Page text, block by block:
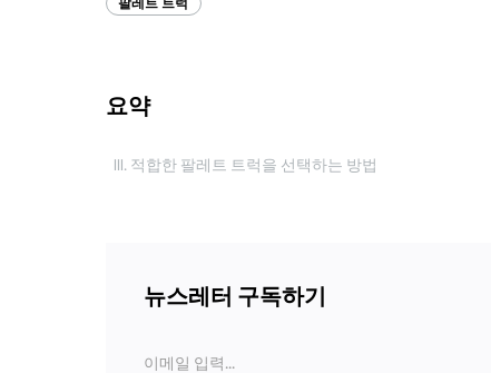
팔레트 트럭
요약
III. 적합한 팔레트 트럭을 선택하는 방법
뉴스레터 구독하기
메